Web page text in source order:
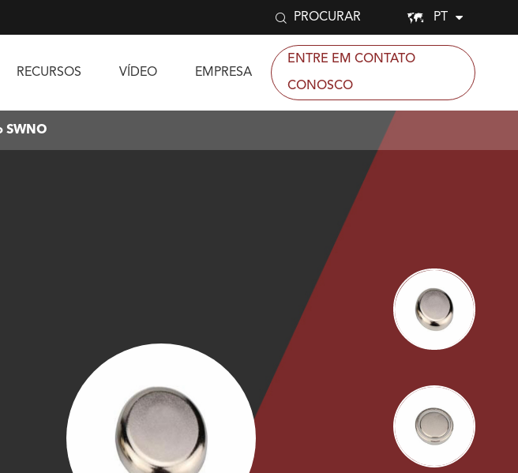
 PROCURAR  PT
RECURSOS VÍDEO EMPRESA
ENTRE EM CONTATO
CONOSCO
SWNO